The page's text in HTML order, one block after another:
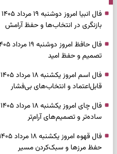
بازنگری در انتخاب‌ها و حفظ آرامش
تصمیم و حفظ امید
قابل‌اعتماد و انتخاب‌های بی‌فشار
ساده‌تر و تصمیم‌های آرام‌تر
حفظ مرزها و سبک‌کردن مسیر